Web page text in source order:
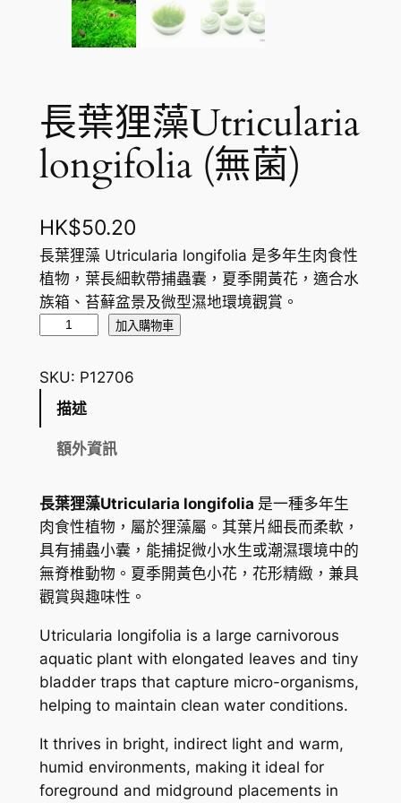
長葉狸藻Utricularia
longifolia (無菌)
HK$50.20
長葉狸藻 Utricularia longifolia 是多年生肉食性
植物，葉長細軟帶捕蟲囊，夏季開黃花，適合水
族箱、苔蘚盆景及微型濕地環境觀賞。
狸
藻
c
u
l
a
r
i
l
o
g
i
f
加入購物車
SKU: P12706
描述
額外資訊
長葉狸藻Utricularia longifolia 是一種多年生
肉食性植物，屬於狸藻屬。其葉片細長而柔軟，
具有捕蟲小囊，能捕捉微小水生或潮濕環境中的
無脊椎動物。夏季開黃色小花，花形精緻，兼具
觀賞與趣味性。
Utricularia longifolia is a large carnivorous
aquatic plant with elongated leaves and tiny
bladder traps that capture micro-organisms,
helping to maintain clean water conditions.
It thrives in bright, indirect light and warm,
humid environments, making it ideal for
foreground and midground placements in